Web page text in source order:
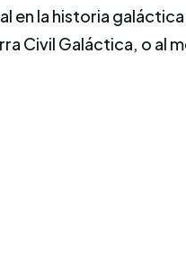
la historia
Civil Galáctica, o al